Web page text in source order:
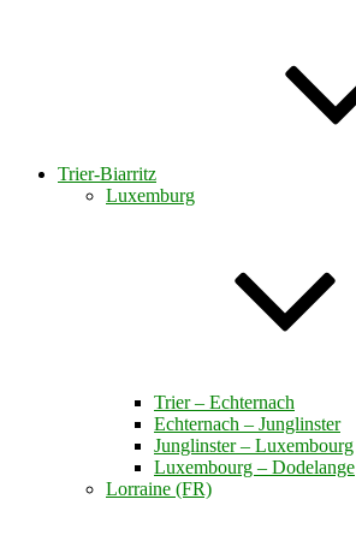
Trier-Biarritz
Luxemburg
Trier – Echternach
Echternach – Junglinster
Junglinster – Luxembourg
Luxembourg – Dodelange
Lorraine (FR)